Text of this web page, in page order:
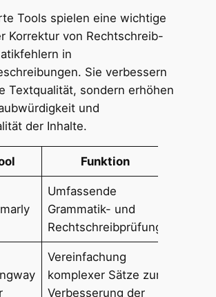
Tools spielen eine wichtige
Korrektur von Rechtschreib-
in
Sie verbessern
Textqualität, sondern erhöhen
und
der Inhalte.
Funktion
Umfassende
Grammatik- und
Rechtschreibprüfung
Vereinfachung
komplexer Sätze zur
Verbesserung der